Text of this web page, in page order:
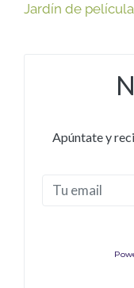
Jardín de película
Apúntate y